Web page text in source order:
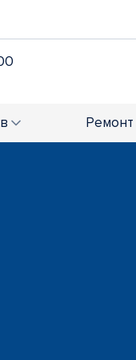
Ремонт